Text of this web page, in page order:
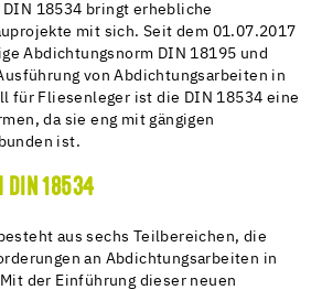
18534 bringt erhebliche
mit sich. Seit dem 01.07.2017
Abdichtungsnorm DIN 18195 und
von Abdichtungsarbeiten in
für Fliesenleger ist die DIN 18534 eine
da sie eng mit gängigen
ist.
DIN 18534
aus sechs Teilbereichen, die
an Abdichtungsarbeiten in
der Einführung dieser neuen